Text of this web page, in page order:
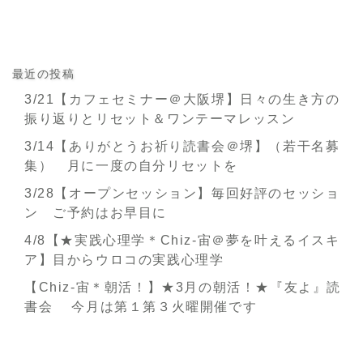
最近の投稿
3/21【カフェセミナー＠大阪堺】日々の生き方の
振り返りとリセット＆ワンテーマレッスン
3/14【ありがとうお祈り読書会＠堺】（若干名募
集） 月に一度の自分リセットを
3/28【オープンセッション】毎回好評のセッショ
ン ご予約はお早目に
4/8【★実践心理学＊Chiz-宙＠夢を叶えるイスキ
ア】目からウロコの実践心理学
【Chiz-宙＊朝活！】★3月の朝活！★『友よ』読
書会 今月は第１第３火曜開催です